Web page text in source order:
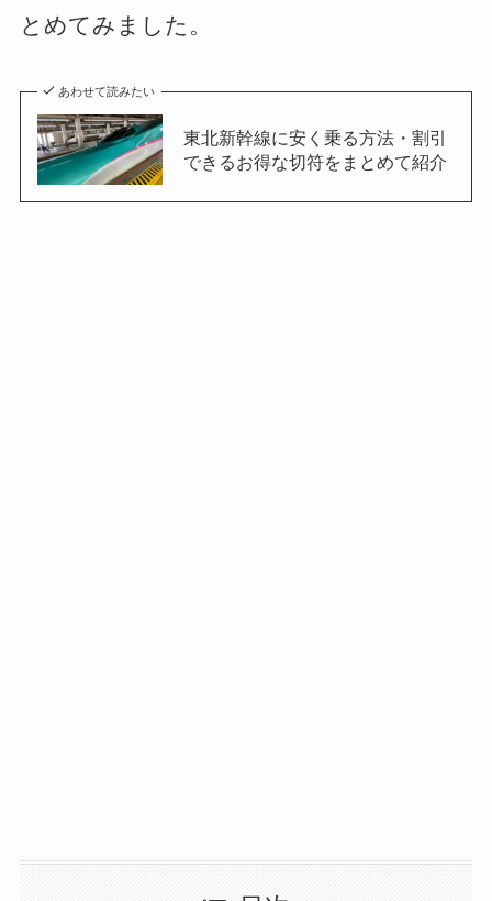
とめてみました。
あわせて読みたい
東北新幹線に安く乗る方法・割引
できるお得な切符をまとめて紹介